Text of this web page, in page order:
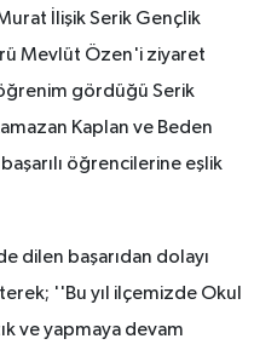
İlişik Serik Gençlik
Mevlüt Özen'i ziyaret
gördüğü Serik
Kaplan ve Beden
öğrencilerine eşlik
dilen başarıdan dolayı
''Bu yıl ilçemizde Okul
ve yapmaya devam